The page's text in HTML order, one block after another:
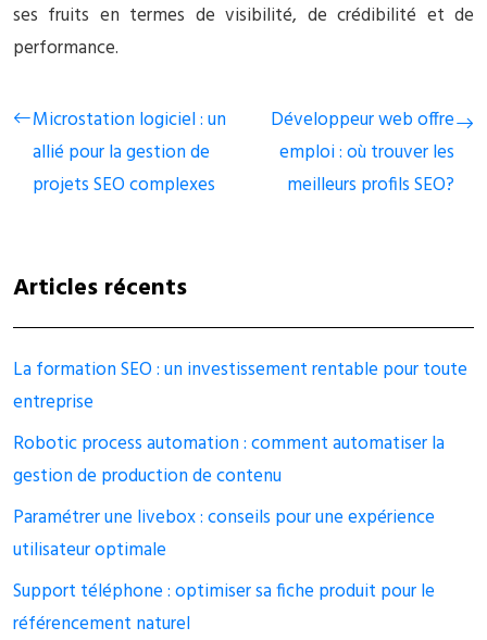
ses fruits en termes de visibilité, de crédibilité et de
performance.
Microstation logiciel : un
allié pour la gestion de
projets SEO complexes
Développeur web offre
emploi : où trouver les
meilleurs profils SEO?
Articles récents
La formation SEO : un investissement rentable pour toute
entreprise
Robotic process automation : comment automatiser la
gestion de production de contenu
Paramétrer une livebox : conseils pour une expérience
utilisateur optimale
Support téléphone : optimiser sa fiche produit pour le
référencement naturel